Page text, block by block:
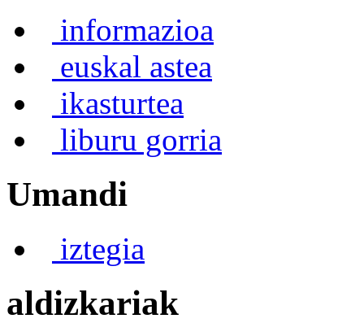
informazioa
euskal astea
ikasturtea
liburu gorria
Umandi
iztegia
aldizkariak